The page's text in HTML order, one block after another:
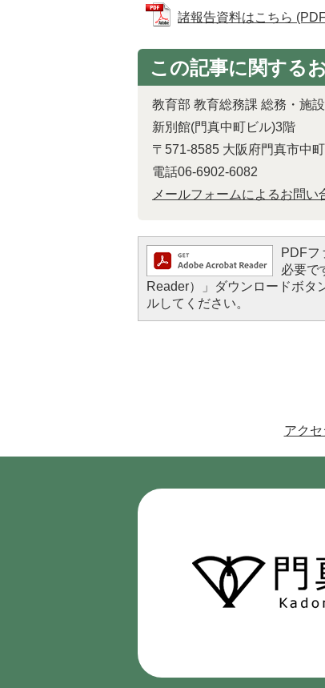
諸報告資料はこちら
この記事に関する
教育部 教育総務課 総務・施
新別館(門真中町ビル)3階
〒571-8585 大阪府門真市中
電話06-6902-6082
メールフォームによるお問い
PDFフ
必要で
Reader）」ダウンロードボタ
ルしてください。
アク
門